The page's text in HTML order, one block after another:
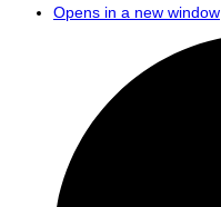
Opens in a new window